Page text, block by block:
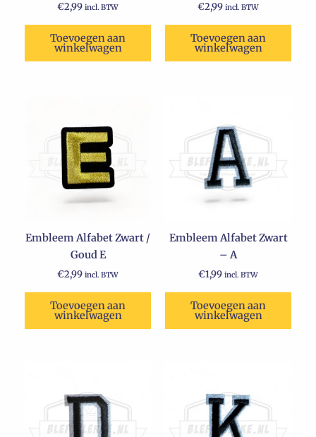
€2,99 incl. BTW
Toevoegen aan
winkelwagen
€2,99 incl. BTW
Toevoegen aan
winkelwagen
Embleem Alfabet Zwart /
Goud E
€2,99 incl. BTW
Toevoegen aan
winkelwagen
Embleem Alfabet Zwart
– A
€1,99 incl. BTW
Toevoegen aan
winkelwagen